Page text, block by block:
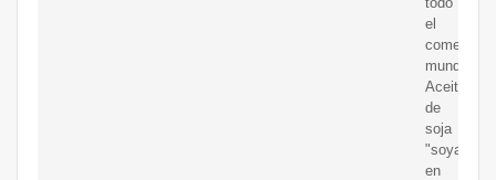
el
comercio
mundial.
Aceite
de
soja
"soya"
en